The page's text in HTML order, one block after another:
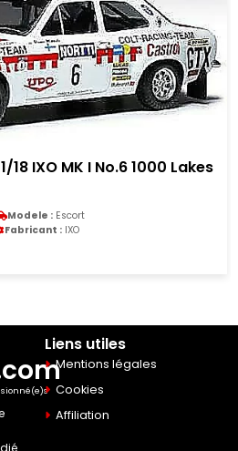
18 IXO MK I No.6 1000 Lakes
Modele : Escort
Fabricant : IXO
Liens utiles
Mentions légales
Cookies
Affiliation